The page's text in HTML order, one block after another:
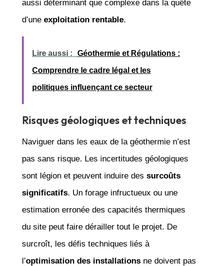
aussi déterminant que complexe dans la quête
d’une exploitation rentable.
Lire aussi : Géothermie et Régulations :
Comprendre le cadre légal et les
politiques influençant ce secteur
Risques géologiques et techniques
Naviguer dans les eaux de la géothermie n’est
pas sans risque. Les incertitudes géologiques
sont légion et peuvent induire des surcoûts
significatifs. Un forage infructueux ou une
estimation erronée des capacités thermiques
du site peut faire dérailler tout le projet. De
surcroît, les défis techniques liés à
l’optimisation des installationsne doivent pas